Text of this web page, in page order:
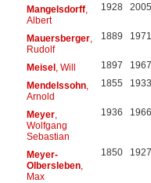
Mangelsdorff,
Albert
1928 2005
Mauersberger,
Rudolf
1889 1971
Meisel, Will 1897 1967
Mendelssohn,
Arnold
1855 1933
Meyer,
Wolfgang
Sebastian
1936 1966
Meyer-
Olbersleben,
Max
1850 1927